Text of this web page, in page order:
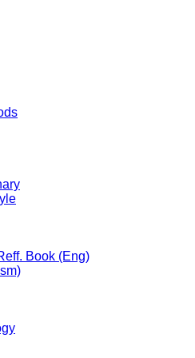
Book (Eng)